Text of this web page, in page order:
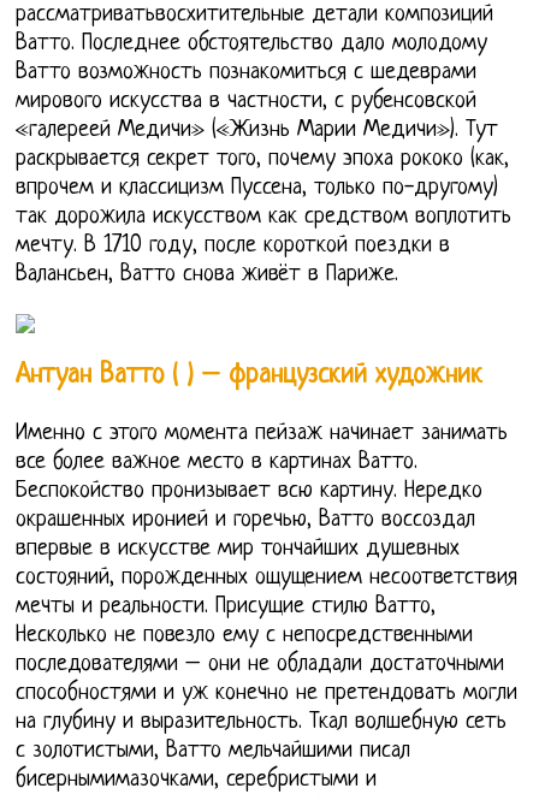
рассматриватьвосхитительные детали композиций
Ватто. Последнее обстоятельство дало молодому
Ватто возможность познакомиться с шедеврами
мирового искусства в частности, с рубенсовской
«галереей Медичи» («Жизнь Марии Медичи»). Тут
раскрывается секрет того, почему эпоха рококо (как,
впрочем и классицизм Пуссена, только по-другому)
так дорожила искусством как средством воплотить
мечту. В 1710 году, после короткой поездки в
Валансьен, Ватто снова живёт в Париже.
Антуан Ватто ( ) – французский художник
Именно с этого момента пейзаж начинает занимать
все более важное место в картинах Ватто.
Беспокойство пронизывает всю картину. Нередко
окрашенных иронией и горечью, Ватто воссоздал
впервые в искусстве мир тончайших душевных
состояний, порожденных ощущением несоответствия
мечты и реальности. Присущие стилю Ватто,
Несколько не повезло ему с непосредственными
последователями – они не обладали достаточными
способностями и уж конечно не претендовать могли
на глубину и выразительность. Ткал волшебную сеть
с золотистыми, Ватто мельчайшими писал
бисернымимазочками, серебристыми и